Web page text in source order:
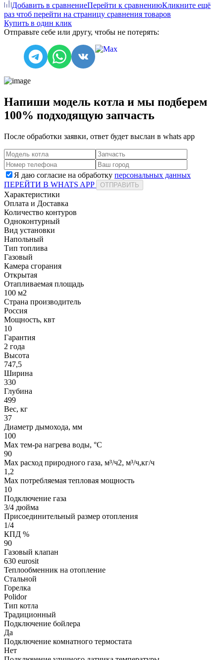
Добавить в сравнениеПерейти к сравнениюКликните ещё
раз чтоб перейти на страницу сравнения товаров
Купить в один клик
Отправьте себе или другу, чтобы не потерять:
Напиши модель котла и мы подберем
100% подходящую запчасть
После обработки заявки, ответ будет выслан в whats app
Я даю согласие на обработку персональных данных
ПЕРЕЙТИ В WHATS APP
ОТПРАВИТЬ
Характеристики
Оплата и Доставка
Количество контуров
Одноконтурный
Вид установки
Напольный
Тип топлива
Газовый
Камера сгорания
Открытая
Отапливаемая площадь
100 м2
Страна производитель
Россия
Мощность, квт
10
Гарантия
2 года
Высота
747,5
Ширина
330
Глубина
499
Вес, кг
37
Диаметр дымохода, мм
100
Мах тем-ра нагрева воды, °С
90
Max расход природного газа, м³/ч2, м³/ч,кг/ч
1,2
Мах потребляемая тепловая мощность
10
Подключение газа
3/4 дюйма
Присоединительный размер отопления
1/4
КПД %
90
Газовый клапан
630 eurosit
Теплообменник на отопление
Стальной
Горелка
Polidor
Тип котла
Традиционный
Подключение бойлера
Да
Подключение комнатного термостата
Нет